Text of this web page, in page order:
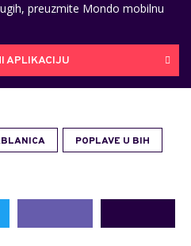
preuzmite Mondo mobilnu
APLIKACIJU
POPLAVE U BIH